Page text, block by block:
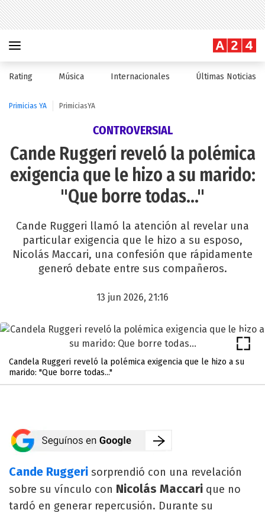
Rating Música Internacionales Últimas Noticias
Primicias YA PrimiciasYA
CONTROVERSIAL
Cande Ruggeri reveló la polémica
exigencia que le hizo a su marido:
"Que borre todas..."
Cande Ruggeri llamó la atención al revelar una
particular exigencia que le hizo a su esposo,
Nicolás Maccari, una confesión que rápidamente
generó debate entre sus compañeros.
13 jun 2026, 21:16
Candela Ruggeri reveló la polémica exigencia que le hizo a su
marido: "Que borre todas..."
Cande Ruggeri sorprendió con una revelación
sobre su vínculo con Nicolás Maccari que no
tardó en generar repercusión. Durante su